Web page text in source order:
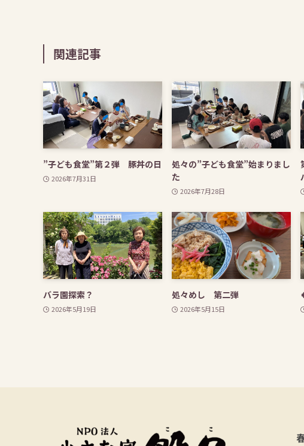
関連記事
”子ども食堂”第２弾 豚丼の日
2026年7月31日
処々の”子ども食堂”始まりまし
た
2026年7月28日
バラ園探索？
2026年5月19日
処々めし 第二弾
2026年5月15日